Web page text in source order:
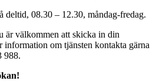
deltid, 08.30 – 12.30, måndag-fredag.
är välkommen att skicka in din
information om tjänsten kontakta gärna
988.